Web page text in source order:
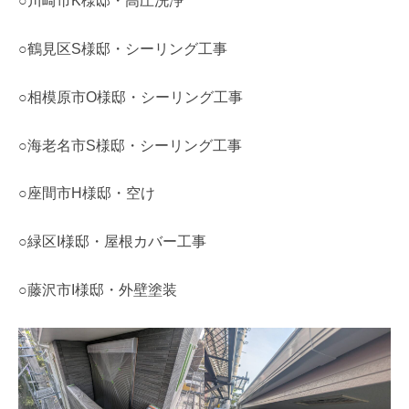
○鶴見区S様邸・シーリング工事
○相模原市O様邸・シーリング工事
○海老名市S様邸・シーリング工事
○座間市H様邸・空け
○緑区I様邸・屋根カバー工事
○藤沢市I様邸・外壁塗装